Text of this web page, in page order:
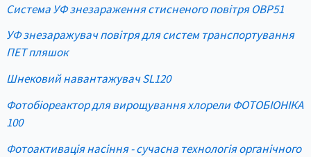
Система УФ знезараження стисненого повітря OBP51
УФ знезаражувач повітря для систем транспортування
ПЕТ пляшок
Шнековий навантажувач SL120
Фотобіореактор для вирощування хлорели ФОТОБІОНІКА
100
Фотоактивація насіння - сучасна технологія органічного